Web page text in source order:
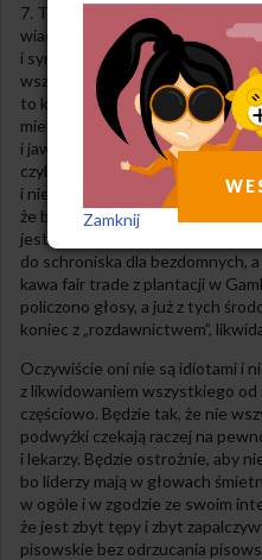
7. Triumfatorami wyborów są
wiadomość. Stary neoliberał i
i synteza spryciarza z mydłkiem
wszystkim w kwestiach
to każdy przytomny wie.
miesięcy całkiem zrzucił maskę
i jawnie występuje w roli
czyli: egoistyczna ideologia
i nienawiści klas średniej i
że bez ultrakonserwatywnych i
jest dobry w PRze, więc
do schroniska dla bezdomnych,
kawa fair trade z plantacji w
policzono głosy, a już z tych
koniec z „rozdawnictwem”,
Oczywiście oni nie są idiotami i
z likwidowaniem wszystkiego od
częściowo. Będzie tak, że nie
podwyżki czekają raczej na
i lekarzy. Będzie ostrożnie, aby
bo liderzy mają w głowach
w ogóle i w zgodzie ze swoim
że jest zbyt tępy i zbyt
pisowskie bez odrzucania
Zamknij